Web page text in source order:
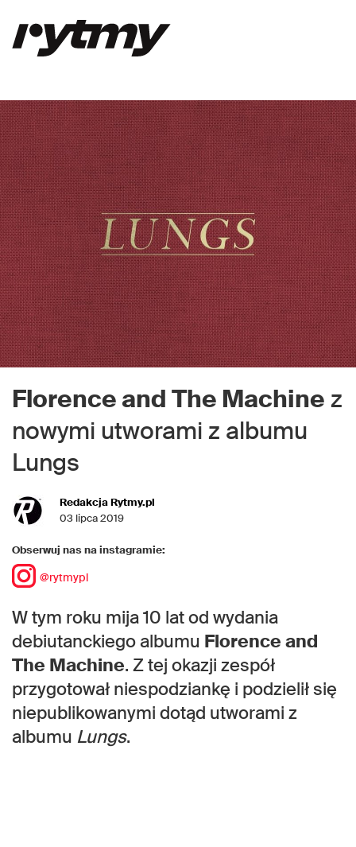
Florence and The Machine z
nowymi utworami z albumu
Lungs
Redakcja Rytmy.pl
03 lipca 2019
Obserwuj nas na instagramie:
@rytmypl
W tym roku mija 10 lat od wydania
debiutanckiego albumu Florence and
The Machine. Z tej okazji zespół
przygotował niespodziankę i podzielił się
niepublikowanymi dotąd utworami z
albumu Lungs.